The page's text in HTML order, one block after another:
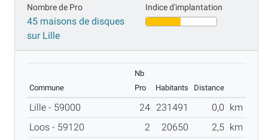
Nombre de Pro
45 maisons de disques
sur Lille
Indice d'implantation
Commune
Nb
Pro
Habitants Distance
Lille - 59000 24 231491 0,0 km
Loos - 59120
2 20650 2,5 km